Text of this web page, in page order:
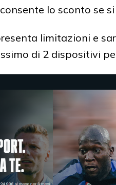
lo sconto se
limitazioni e
di 2 dispositivi